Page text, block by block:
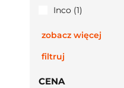
Inco (1)
zobacz więcej
filtruj
CENA